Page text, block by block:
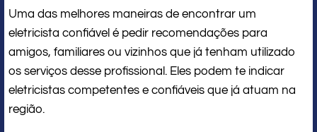
Uma das melhores maneiras de encontrar um
eletricista confiável é pedir recomendações para
amigos, familiares ou vizinhos que já tenham utilizado
os serviços desse profissional. Eles podem te indicar
eletricistas competentes e confiáveis que já atuam na
região.